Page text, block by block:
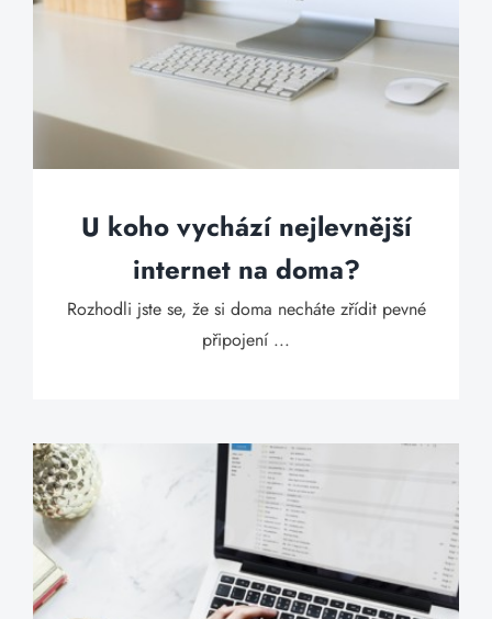
U koho vychází nejlevnější
internet na doma?
Rozhodli jste se, že si doma necháte zřídit pevné
připojení ...